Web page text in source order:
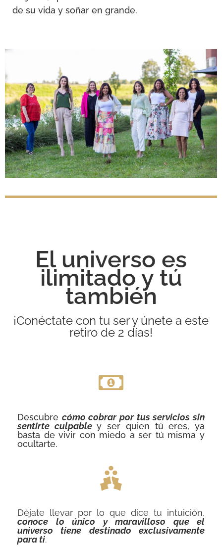
de su vida y soñar en grande.
El universo es
ilimitado y tú
también
¡Conéctate con tu ser y únete a este
retiro de 2 días!
Descubre cómo cobrar por tus servicios sin
sentirte culpabley ser quien tú eres, ya
basta de vivir con miedo a ser tú misma y
ocultarte.
Déjate llevar por lo que dice tu intuición,
conoce lo único y maravilloso que el
universo tiene destinado exclusivamente
para ti.